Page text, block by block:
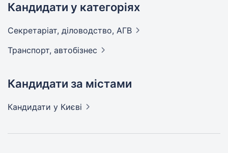
Кандидати у категоріях
Секретаріат, діловодство, АГВ
Транспорт, автобізнес
Кандидати за містами
Кандидати у Києві